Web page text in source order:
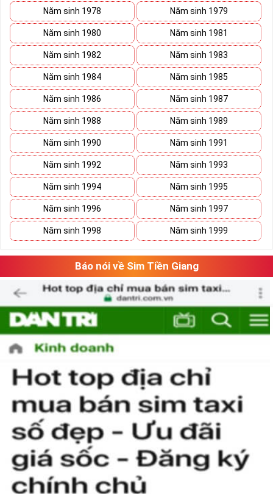
Lợi ích sim Tứ Quý 2 mang lại là gì?
Giúp chủ nhân luôn vui vẻ, hạnh phúc
Những người là chủ nhân của những sim tứ quý 2 sẽ dễ dàng có
được cuộc sống vui vẻ hạnh phúc, có đôi có cặp, gia đình êm ấm
hòa thuận. Sở hữu sim tứ quý 2 giúp chủ sở hữu luôn có một vận
mệnh tốt, dễ dàng đạt được điều mong muốn và gia đình, bản
thân ít gặp chuyện bất trắc hơn.
Phát triển trong sự nghiệp
lại “thành công” giúp chủ nhân thuận lợi hơn trên con đường công
danh sự nghiệp, làm ăn kinh doanh phát triển hay dễ dàng thăng
tiến hơn trong công việc. Một giá trị nữa của sim Tứ Quý 2 là mang
lại sự may mắn. Mọi hoạt động hàng ngày của con người đều cần
có chút may mắn, sự may mắn giúp con người dễ thành công hơn,
làm việc đỡ vất vả hơn.
Thể hiện “Đẳng cấp”
Sim tứ quý 2 là một dòng sim VIP luôn được các đại gia săn đón và
mong muốn được sở hữu. Sở hữu dòng sim này chủ nhân không
chỉ luôn gặp những may mắn và thành công mà nó còn giúp thể
hiện “Đẳng Cấp” của người chơi sim. Không phải ai cũng có đủ điều
kiện để sở hữu một sim tứ quý 2 này, bởi vậy chỉ cần nhìn vào
người khác cũng sẽ biết được vị trí của bạn trong xã hội là như thế
nào rồi?
Năm sinh 1978 Năm sinh 1979
Năm sinh 1980 Năm sinh 1981
Năm sinh 1982 Năm sinh 1983
Năm sinh 1984 Năm sinh 1985
Năm sinh 1986 Năm sinh 1987
Năm sinh 1988 Năm sinh 1989
Năm sinh 1990 Năm sinh 1991
Năm sinh 1992 Năm sinh 1993
Năm sinh 1994 Năm sinh 1995
Năm sinh 1996 Năm sinh 1997
Năm sinh 1998 Năm sinh 1999
Báo nói về Sim Tiền Giang